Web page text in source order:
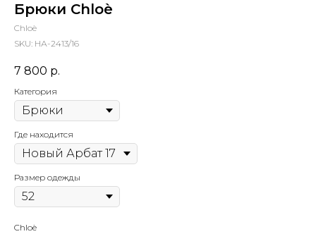
Брюки Chloè
Chloè
SKU: НА-2413/16
7 800 р.
Категория
Где находится
Размер одежды
Chloè